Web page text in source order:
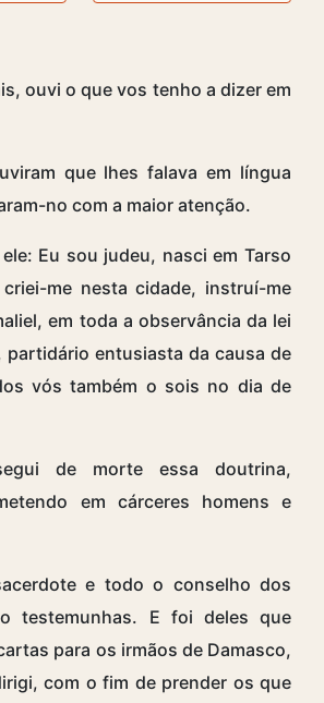
ouvi o que vos tenho a dizer em
que lhes falava em língua
no com a maior atenção.
Eu sou judeu, nasci em Tarso
me nesta cidade, instruí-me
em toda a observância da lei
partidário entusiasta da causa de
vós também o sois no dia de
de morte essa doutrina,
em cárceres homens e
e todo o conselho dos
testemunhas. E foi deles que
para os irmãos de Damasco,
com o fim de prender os que